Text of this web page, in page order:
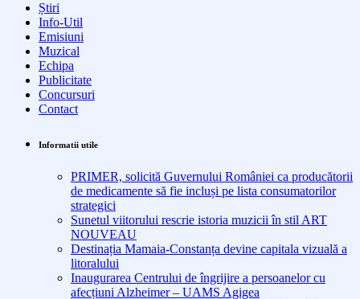
Știri
Info-Util
Emisiuni
Muzical
Echipa
Publicitate
Concursuri
Contact
Informatii utile
PRIMER, solicită Guvernului României ca producătorii
de medicamente să fie incluși pe lista consumatorilor
strategici
Sunetul viitorului rescrie istoria muzicii în stil ART
NOUVEAU
Destinația Mamaia-Constanța devine capitala vizuală a
litoralului
Inaugurarea Centrului de îngrijire a persoanelor cu
afecțiuni Alzheimer – UAMS Agigea